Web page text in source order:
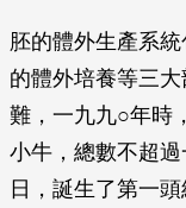
胚的體外生產系
的體外培養等三
難，一九九○年時
小牛，總數不超
日，誕生了第一